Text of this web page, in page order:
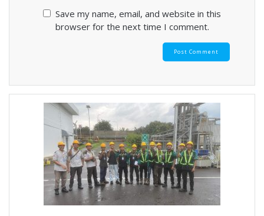
Save my name, email, and website in this
browser for the next time I comment.